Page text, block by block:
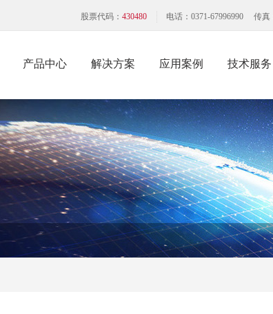
股票代码： 430480 电话：0371-67996990 传真
产品中心 解决方案 应用案例 技术服务